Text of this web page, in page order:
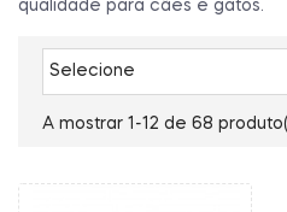
qualidade para cães e gatos.
Selecione
A mostrar 1-12 de 68